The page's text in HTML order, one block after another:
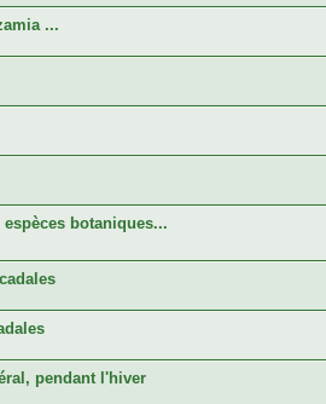
...
botaniques...
pendant l'hiver